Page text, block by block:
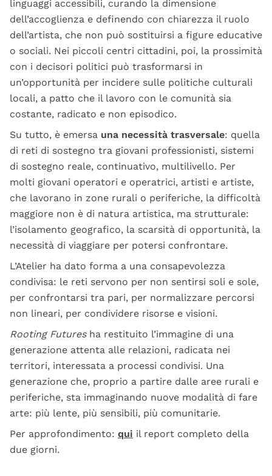
linguaggi accessibili, curando la dimensione
dell’accoglienza e definendo con chiarezza il ruolo
dell’artista, che non può sostituirsi a figure educative
o sociali. Nei piccoli centri cittadini, poi, la prossimità
con i decisori politici può trasformarsi in
un’opportunità per incidere sulle politiche culturali
locali, a patto che il lavoro con le comunità sia
costante, radicato e non episodico.
Su tutto, è emersa una necessità trasversale: quella
di reti di sostegno tra giovani professionisti, sistemi
di sostegno reale, continuativo, multilivello. Per
molti giovani operatori e operatrici, artisti e artiste,
che lavorano in zone rurali o periferiche, la difficoltà
maggiore non è di natura artistica, ma strutturale:
l’isolamento geografico, la scarsità di opportunità, la
necessità di viaggiare per potersi confrontare.
L’Atelier ha dato forma a una consapevolezza
condivisa: le reti servono per non sentirsi soli e sole,
per confrontarsi tra pari, per normalizzare percorsi
non lineari, per condividere risorse e visioni.
Rooting Futuresha restituito l’immagine di una
generazione attenta alle relazioni, radicata nei
territori, interessata a processi condivisi. Una
generazione che, proprio a partire dalle aree rurali e
periferiche, sta immaginando nuove modalità di fare
arte: più lente, più sensibili, più comunitarie.
Per approfondimento: qui il report completo della
due giorni.